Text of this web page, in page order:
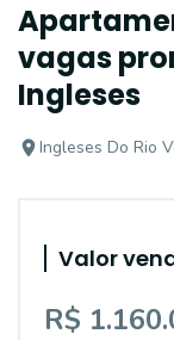
vagas
Ingleses
Ingleses Do Rio
Valor
R$